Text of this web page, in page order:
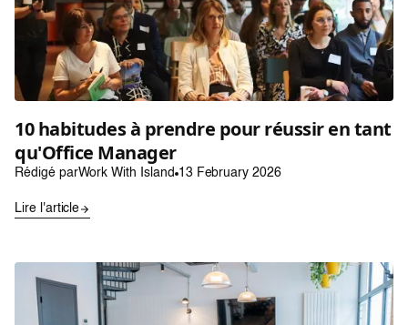
10 habitudes à prendre pour réussir en tant
qu'Office Manager
Rédigé parWork With Island 13 February 2026
Lire l'article